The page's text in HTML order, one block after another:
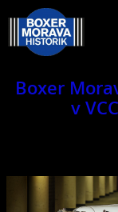
Boxer
v
Jsme klub